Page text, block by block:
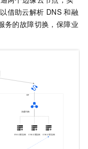
借助云解析 DNS 和融
务的故障切换，保障业